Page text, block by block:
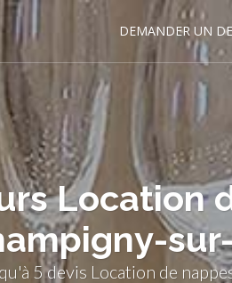
DEMANDER UN
Location
5 devis Location de